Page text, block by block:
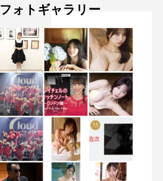
フォトギャラリー